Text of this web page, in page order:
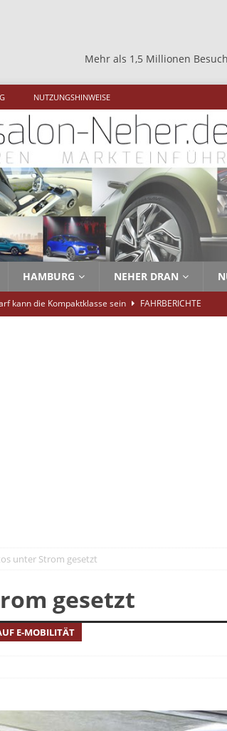
Mehr als 1,5 Millionen Besucher auf
NUTZUNGSHINWEISE
HAMBURG NEHER DRAN
kann die Kompaktklasse sein
FAHRBERICHTE
unter Strom gesetzt
gesetzt
E-MOBILITÄT